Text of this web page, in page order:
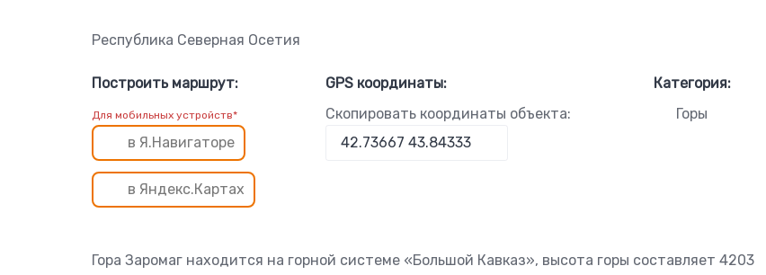
Республика Северная Осетия
Построить маршрут:
Для мобильных устройств*
в Я.Навигаторе
в Яндекс.Картах
GPS координаты:
Скопировать координаты объекта:
Категория:
Горы
Гора Заромаг находится на горной системе «Большой Кавказ», высота горы составляет 4203